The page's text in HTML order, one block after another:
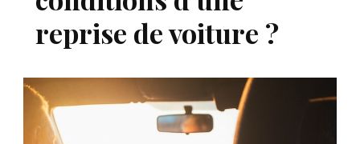
reprise de voiture ?